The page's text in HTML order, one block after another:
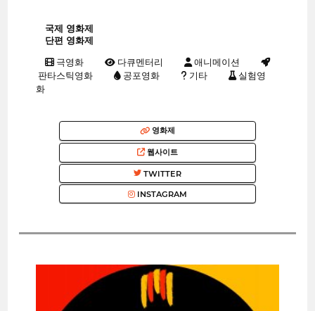
국제 영화제
단편 영화제
극영화 다큐멘터리
애니메이션
판타스틱영화
공포영화 기타
실험영
화
영화제
웹사이트
TWITTER
INSTAGRAM